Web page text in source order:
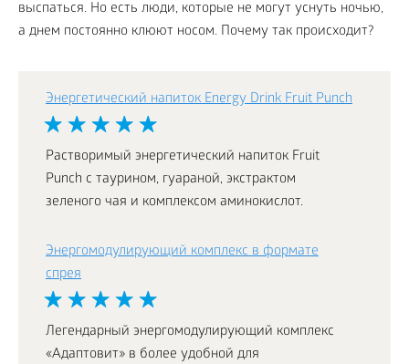
выспаться. Но есть люди, которые не могут уснуть ночью,
а днем постоянно клюют носом. Почему так происходит?
Энергетический напиток Energy Drink Fruit Punch
Растворимый энергетический напиток Fruit
Punch с таурином, гуараной, экстрактом
зеленого чая и комплексом аминокислот.
Энергомодулирующий комплекс в формате
спрея
Легендарный энергомодулирующий комплекс
«Адаптовит» в более удобной для